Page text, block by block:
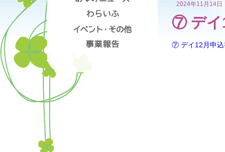
2024年11月14日
⑦ デイ
⑦ デイ12月申込